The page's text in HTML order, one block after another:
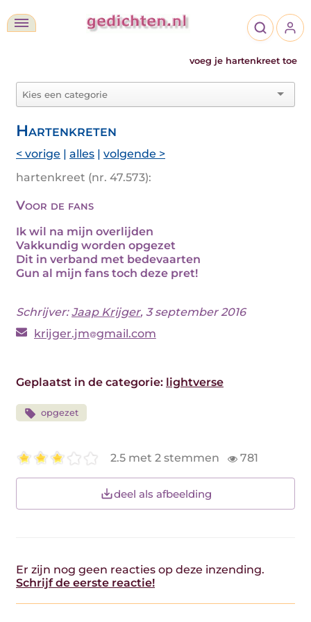
voeg je hartenkreet toe
Hartenkreten
< vorige | alles | volgende >
hartenkreet (nr. 47.573):
Voor de fans
Ik wil na mijn overlijden
Vakkundig worden opgezet
Dit in verband met bedevaarten
Gun al mijn fans toch deze pret!
Schrijver:Jaap Krijger, 3 september 2016
krijger.jm gmail.com
Geplaatst in de categorie: lightverse
opgezet
2.5 met 2 stemmen 781
deel als afbeelding
Er zijn nog geen reacties op deze inzending.
Schrijf de eerste reactie!